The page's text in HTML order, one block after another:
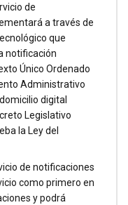
de
a través de
que
notificación
Único Ordenado
Administrativo
digital
Legislativo
la Ley del
de notificaciones
como primero en
y podrá